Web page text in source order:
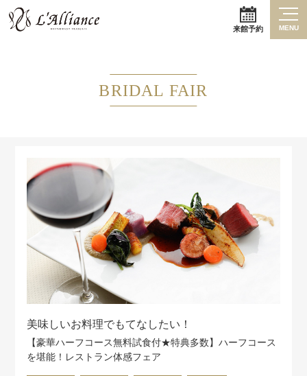
来館予約 MENU
BRIDAL FAIR
美味しいお料理でもてなしたい！
【豪華ハーフコース無料試食付★特典多数】ハーフコース
を堪能！レストラン体感フェア